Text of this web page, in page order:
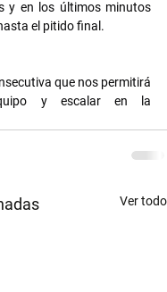
y en los últimos minutos
el pitido final.
que nos permitirá
y escalar en la
Ver todo